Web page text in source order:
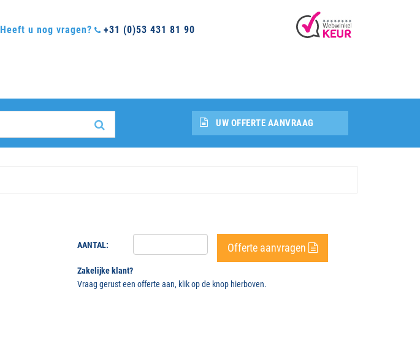
Heeft u nog vragen? +31 (0)53 431 81 90
UW OFFERTE AANVRAAG
AANTAL: Offerte aanvragen
Zakelijke klant?
Vraag gerust een offerte aan, klik op de knop hierboven.